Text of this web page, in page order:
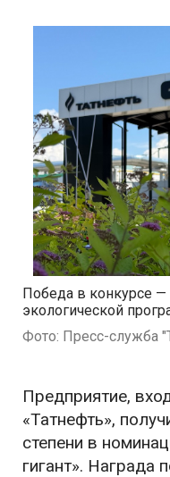
Победа в конкурсе —
экологической
Фото: Пресс-служба
Предприятие,
«Татнефть»,
степени в
гигант». Награда